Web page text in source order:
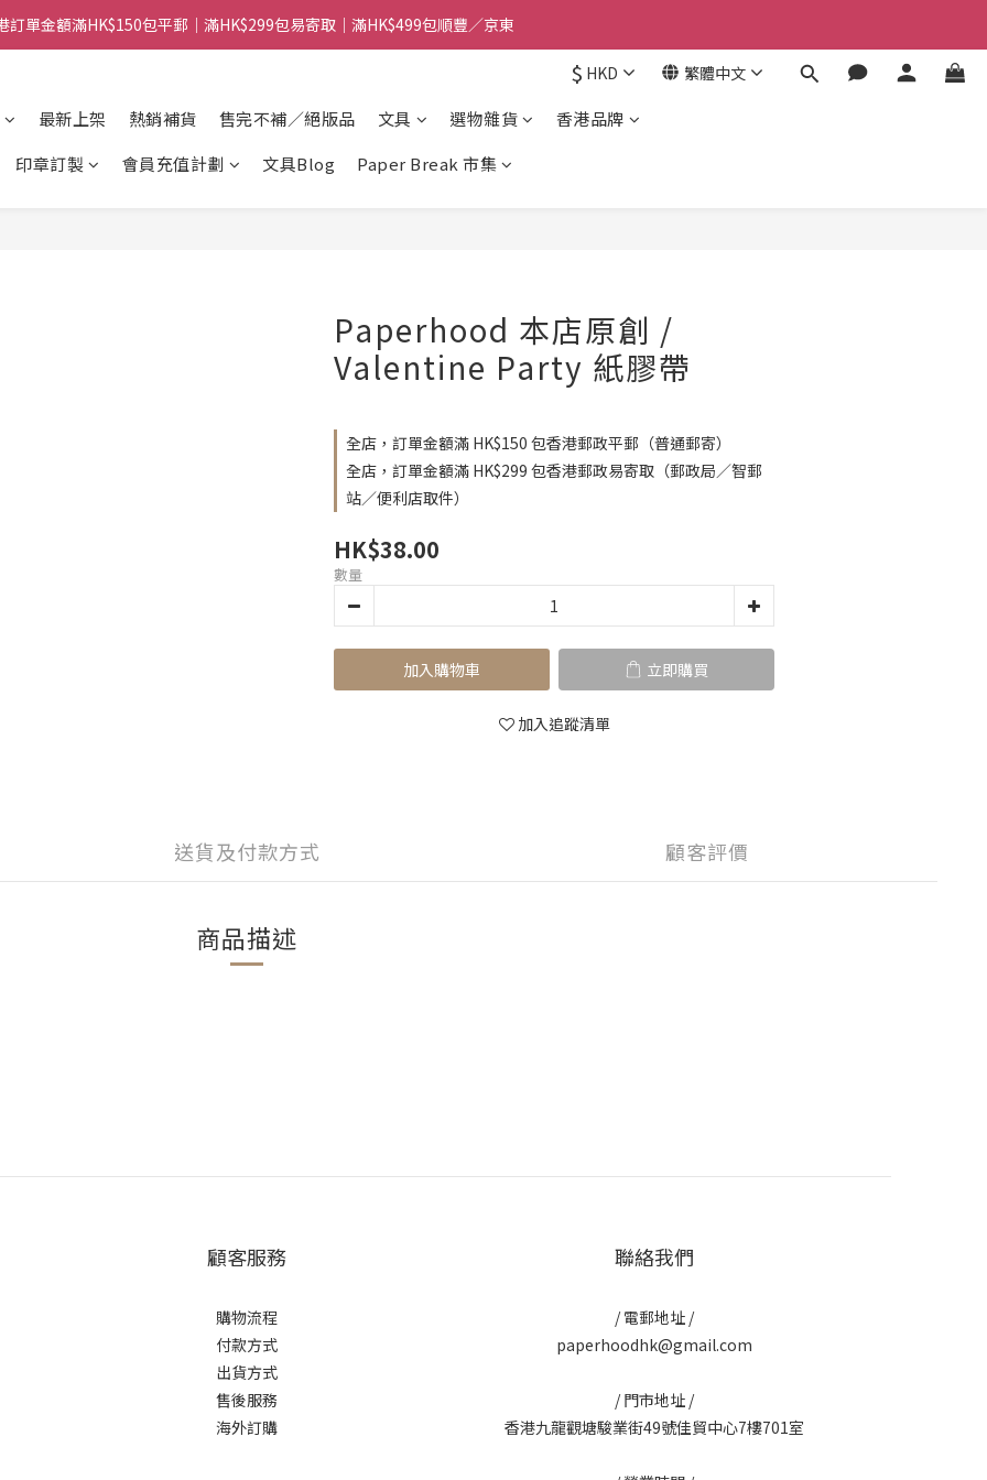
訂單金額滿HK$150包平郵｜滿HK$299包易寄取｜滿HK$499包順豐／京東
訂單金額滿HK$150包平郵｜滿HK$299包易寄取｜滿HK$499包順豐／京東
訂單金額滿HK$150包平郵｜滿HK$299包易寄取｜滿HK$499包順豐／京東
$ HKD 繁體中文
最新上架 熱銷補貨 售完不補／絕版品 文具 選物雜貨
香港品牌
印章訂製
會員充值計劃 文具Blog Paper Break 市集
Paperhood 本店原創 /
Valentine Party 紙膠帶
全店，訂單金額滿 HK$150 包香港郵政平郵（普通郵寄）
全店，訂單金額滿 HK$299 包香港郵政易寄取（郵政局／智郵
站／便利店取件）
HK$38.00
數量
加入購物車 立即購買
加入追蹤清單
送貨及付款方式 顧客評價
商品描述
顧客服務
購物流程
付款方式
出貨方式
售後服務
海外訂購
聯絡我們
/ 電郵地址 /
paperhoodhk@gmail.com
/ 門市地址 /
香港九龍觀塘駿業街49號佳貿中心7樓701室